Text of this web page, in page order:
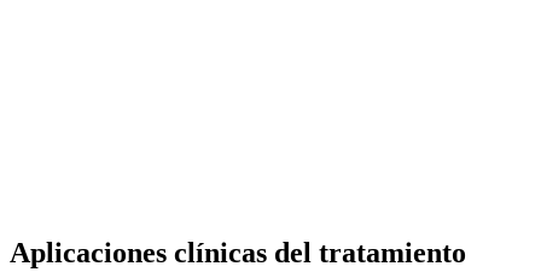
Aplicaciones clínicas del tratamiento